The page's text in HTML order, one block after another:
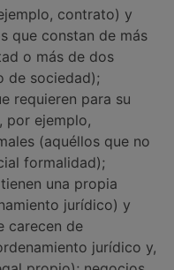
contrato) y
que constan de más
o más de dos
de sociedad);
requieren para su
por ejemplo,
(aquéllos que no
formalidad);
una propia
jurídico) y
carecen de
jurídico y,